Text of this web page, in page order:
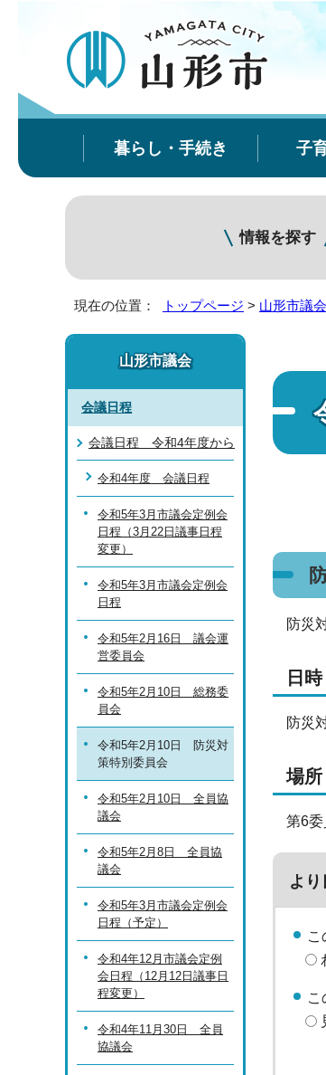
暮らし・手続き 子
情報を探す
現在の位置： トップページ > 山形市議会
防災
日時
防災
場所
第6委
よ
こ
こ
山形市議会
会議日程
会議日程 令和4年度から
令和4年度 会議日程
令和5年3月市議会定例会
日程（3月22日議事日程
変更）
令和5年3月市議会定例会
日程
令和5年2月16日 議会運
営委員会
令和5年2月10日 総務委
員会
令和5年2月10日 防災対
策特別委員会
令和5年2月10日 全員協
議会
令和5年2月8日 全員協
議会
令和5年3月市議会定例会
日程（予定）
令和4年12月市議会定例
会日程（12月12日議事日
程変更）
令和4年11月30日 全員
協議会